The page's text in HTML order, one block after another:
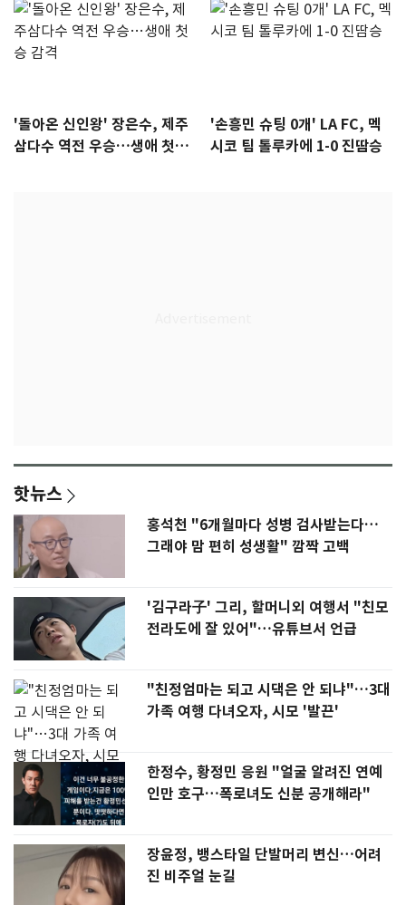
'돌아온 신인왕' 장은수, 제주
삼다수 역전 우승…생애 첫승
'손흥민 슈팅 0개' LA FC, 멕
시코 팀 톨루카에 1-0 진땀승
핫뉴스
홍석천 "6개월마다 성병 검사받는다…
그래야 맘 편히 성생활" 깜짝 고백
'김구라子' 그리, 할머니외 여행서 "친모
전라도에 잘 있어"…유튜브서 언급
"친정엄마는 되고 시댁은 안 되냐"…3대
가족 여행 다녀오자, 시모 '발끈'
한정수, 황정민 응원 "얼굴 알려진 연예
인만 호구…폭로녀도 신분 공개해라"
장윤정, 뱅스타일 단발머리 변신…어려
진 비주얼 눈길